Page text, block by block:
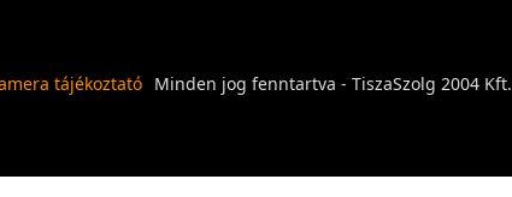
tájékoztató Minden jog fenntartva - TiszaSzolg 2004 Kft.